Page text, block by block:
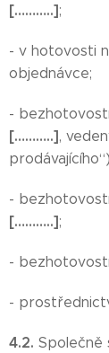
[………..];
- v hotovosti
objednávce;
-
[………..],
-
[………..];
-
-
4.2. Společně